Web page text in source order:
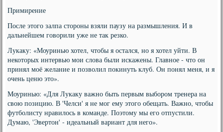
Примирение
После этого залпа стороны взяли паузу на размышления. И в
дальнейшем говорили уже не так резко.
Лукаку: «Моуринью хотел, чтобы я остался, но я хотел уйти. В
некоторых интервью мои слова были искажены. Главное - что он
принял моё желание и позволил покинуть клуб. Он понял меня, и я
очень ценю это».
Моуринью: «Для Лукаку важно быть первым выбором тренера на
свою позицию. В 'Челси' я не мог ему этого обещать. Важно, чтобы
футболисту нравилось в команде. Поэтому мы его отпустили.
Думаю, 'Эвертон' - идеальный вариант для него».